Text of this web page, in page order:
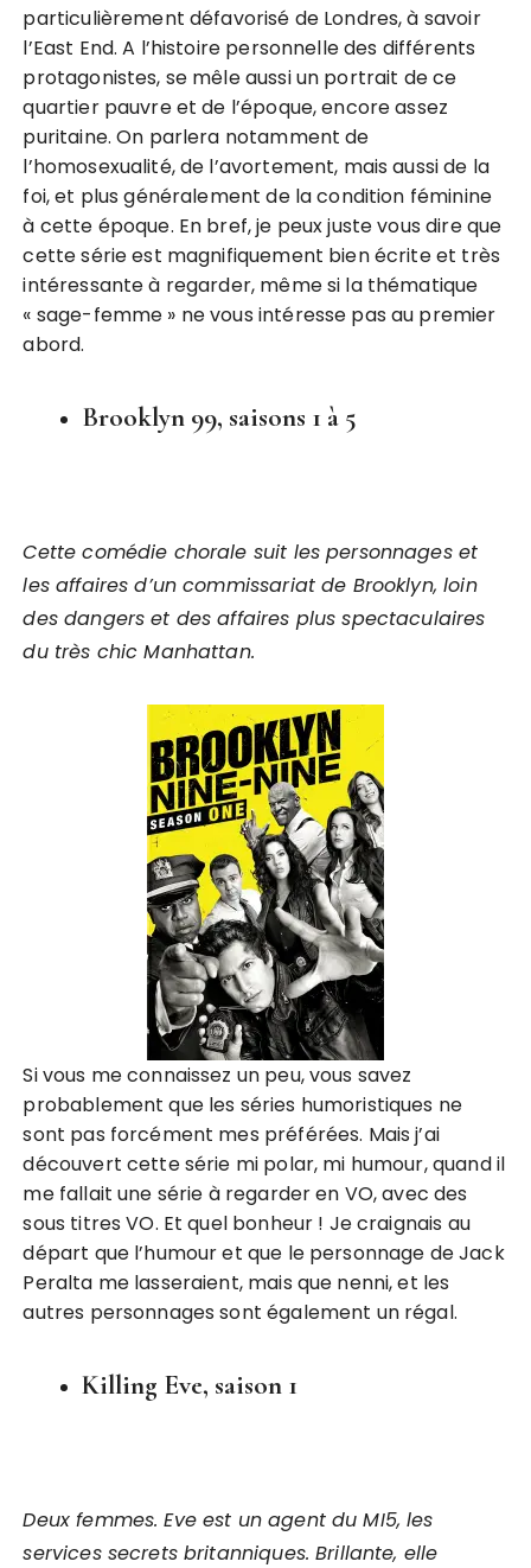
particulièrement défavorisé de Londres, à savoir
l’East End. A l’histoire personnelle des différents
protagonistes, se mêle aussi un portrait de ce
quartier pauvre et de l’époque, encore assez
puritaine. On parlera notamment de
l’homosexualité, de l’avortement, mais aussi de la
foi, et plus généralement de la condition féminine
à cette époque. En bref, je peux juste vous dire que
cette série est magnifiquement bien écrite et très
intéressante à regarder, même si la thématique
« sage-femme » ne vous intéresse pas au premier
abord.
Brooklyn 99, saisons 1 à 5
Cette comédie chorale suit les personnages et
les affaires d’un commissariat de Brooklyn, loin
des dangers et des affaires plus spectaculaires
du très chic Manhattan.
Si vous me connaissez un peu, vous savez
probablement que les séries humoristiques ne
sont pas forcément mes préférées. Mais j’ai
découvert cette série mi polar, mi humour, quand il
me fallait une série à regarder en VO, avec des
sous titres VO. Et quel bonheur ! Je craignais au
départ que l’humour et que le personnage de Jack
Peralta me lasseraient, mais que nenni, et les
autres personnages sont également un régal.
Killing Eve, saison 1
Deux femmes. Eve est un agent du MI5, les
services secrets britanniques. Brillante, elle